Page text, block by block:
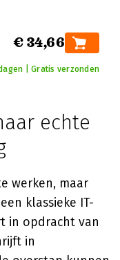
€ 34,66
| Gratis verzonden
echte
werken, maar
klassieke IT-
in opdracht van
in